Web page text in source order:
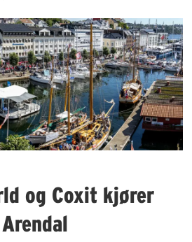
og Coxit kjører